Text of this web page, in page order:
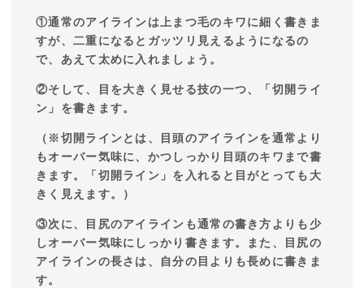
①通常のアイラインは上まつ毛のキワに細く書きま
すが、二重になるとガッツリ見えるようになるの
で、あえて太めに入れましょう。
②そして、目を大きく見せる技の一つ、「切開ライ
ン」を書きます。
（※切開ラインとは、目頭のアイラインを通常より
もオーバー気味に、かつしっかり目頭のキワまで書
きます。「切開ライン」を入れると目がとっても大
きく見えます。）
③次に、目尻のアイラインも通常の書き方よりも少
しオーバー気味にしっかり書きます。また、目尻の
アイラインの長さは、自分の目よりも長めに書きま
す。